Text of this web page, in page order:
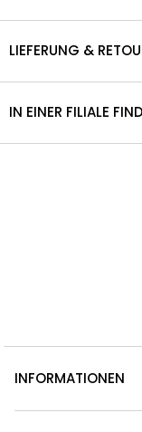
LIEFERUNG &
IN EINER FILIALE
INFORMATIONEN